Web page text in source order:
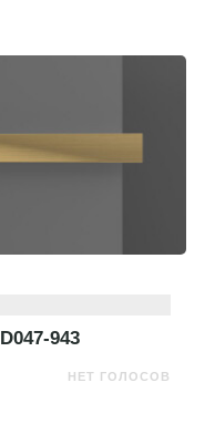
943
НЕТ ГОЛОСОВ